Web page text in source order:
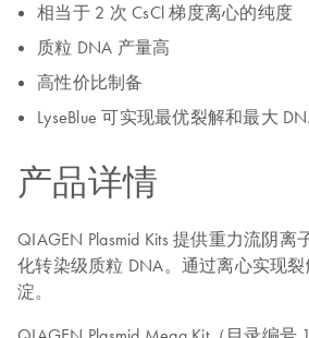
相当于 2 次 CsCl 梯度离心的纯度
质粒 DNA 产量高
高性价比制备
LyseBlue 可实现最优裂解和最大
产品详情
QIAGEN Plasmid Kits 提供重力流阴
化转染级质粒 DNA。通过离心实现
淀。